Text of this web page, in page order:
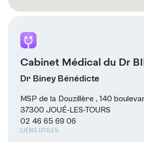
Cabinet Médical du Dr
Dr Biney Bénédicte
MSP de la Douzillère , 140
37300 JOUÉ-LES-TOURS
02 46 65 69 06
LIENS UTILES